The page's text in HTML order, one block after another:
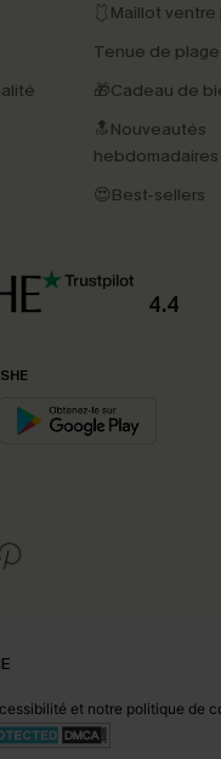
🩱Maillot ventre
Tenue de plage
🎁Cadeau de
🔝Nouveautés
hebdomadaires
😍Best-sellers
4.4
et notre politique de
DE -15%
2 Achetés par E-mail
e-mail, vous acceptez de
contenu généré par l'IA) de
et nos offres, et de vous
vous désabonner à tout